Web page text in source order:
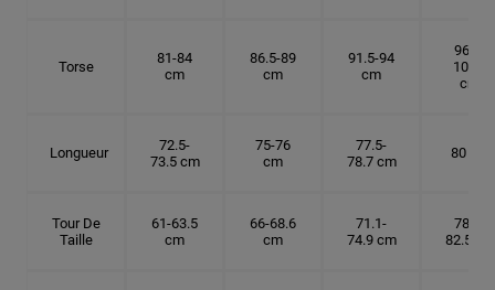
Torse
81-84
cm
86.5-89
cm
91.5-94
cm
96.5-
101.5
cm
Longueur
72.5-
73.5 cm
75-76
cm
77.5-
78.7 cm
80 cm
Tour De
Taille
61-63.5
cm
66-68.6
cm
71.1-
74.9 cm
78.7-
82.5 cm